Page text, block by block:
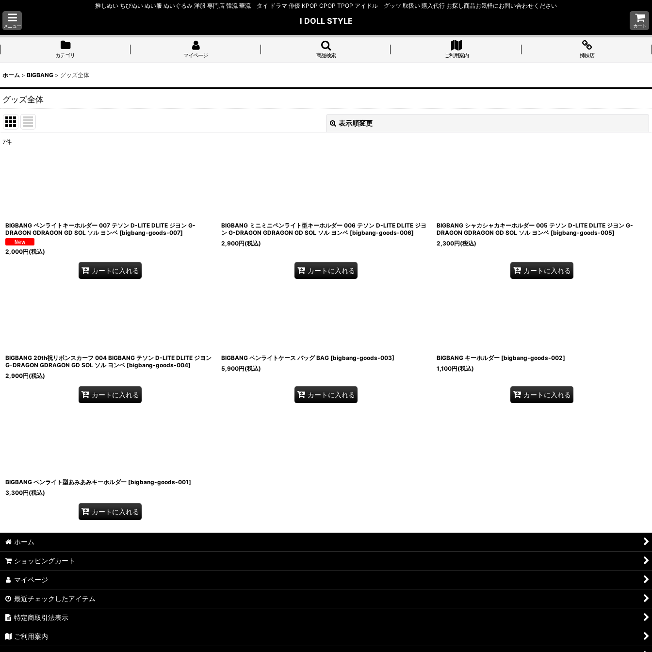
推しぬい ちびぬい ぬい服 ぬいぐるみ 洋服 専門店 韓流 華流 タイ ドラマ 俳優 KPOP CPOP TPOP アイドル グッツ 取扱い 購入代行 お探し商品お気軽にお問い合わせください
メニュー
I DOLL STYLE
カート
カテゴリ マイページ 商品検索 ご利用案内 姉妹店
ホーム > BIGBANG > グッズ全体
グッズ全体
表示順変更
7件
BIGBANG ペンライトキーホルダー 007 テソン D-LITE DLITE ジヨン G-
DRAGON GDRAGON GD SOL ソル ヨンベ [bigbang-goods-007]
2,000円(税込)
カートに入れる
BIGBANG ミニミニペンライト型キーホルダー 006 テソン D-LITE DLITE ジヨ
ン G-DRAGON GDRAGON GD SOL ソル ヨンベ [bigbang-goods-006]
2,900円(税込)
カートに入れる
BIGBANG シャカシャカキーホルダー 005 テソン D-LITE DLITE ジヨン G-
DRAGON GDRAGON GD SOL ソル ヨンベ [bigbang-goods-005]
2,300円(税込)
カートに入れる
BIGBANG 20th祝リボンスカーフ 004 BIGBANG テソン D-LITE DLITE ジヨン
G-DRAGON GDRAGON GD SOL ソル ヨンベ [bigbang-goods-004]
2,900円(税込)
カートに入れる
BIGBANG ペンライトケース バッグ BAG [bigbang-goods-003]
5,900円(税込)
カートに入れる
BIGBANG キーホルダー [bigbang-goods-002]
1,100円(税込)
カートに入れる
BIGBANG ペンライト型あみあみキーホルダー [bigbang-goods-001]
3,300円(税込)
カートに入れる
ホーム
ショッピングカート
マイページ
最近チェックしたアイテム
特定商取引法表示
ご利用案内